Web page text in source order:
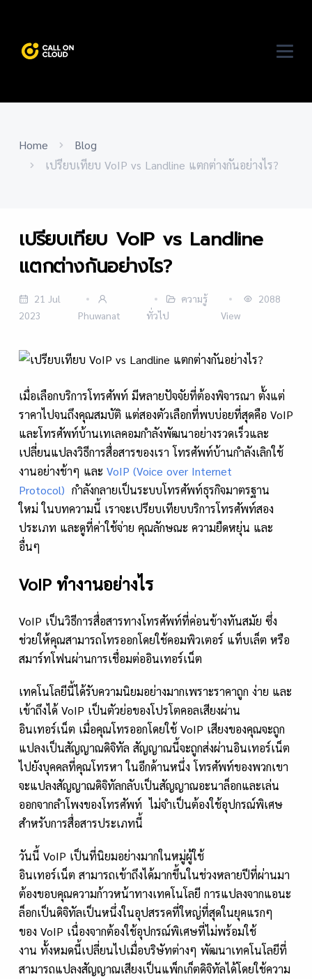
Home
Blog
เปรียบเทียบ VoIP vs Landline แตกต่างกันอย่างไร?
เปรียบเทียบ VoIP vs Landline
แตกต่างกันอย่างไร?
21 Jul
2023
Phuwanat
ความรู้
ทั่วไป
2088
View
เมื่อเลือกบริการโทรศัพท์ มีหลายปัจจัยที่ต้องพิจารณา ตั้งแต่
ราคาไปจนถึงคุณสมบัติ แต่สองตัวเลือกที่พบบ่อยที่สุดคือ VoIP
และโทรศัพท์บ้านเทเลคอมกำลังพัฒนาอย่างรวดเร็วและ
เปลี่ยนแปลงวิธีการสื่อสารของเรา โทรศัพท์บ้านกำลังเลิกใช้
งานอย่างช้าๆ และ VoIP (Voice over Internet
Protocol) กำลังกลายเป็นระบบโทรศัพท์ธุรกิจมาตรฐาน
ใหม่ ในบทความนี้ เราจะเปรียบเทียบบริการโทรศัพท์สอง
ประเภท และดูที่ค่าใช้จ่าย คุณลักษณะ ความยืดหยุ่น และ
อื่นๆ
VoIP ทำงานอย่างไร
VoIP เป็นวิธีการสื่อสารทางโทรศัพท์ที่ค่อนข้างทันสมัย ​​ซึ่ง
ช่วยให้คุณสามารถโทรออกโดยใช้คอมพิวเตอร์ แท็บเล็ต หรือ
สมาร์ทโฟนผ่านการเชื่อมต่ออินเทอร์เน็ต
เทคโนโลยีนี้ได้รับความนิยมอย่างมากเพราะราคาถูก ง่าย และ
เข้าถึงได้ VoIP เป็นตัวย่อของโปรโตคอลเสียงผ่าน
อินเทอร์เน็ต เมื่อคุณโทรออกโดยใช้ VoIP เสียงของคุณจะถูก
แปลงเป็นสัญญาณดิจิทัล สัญญาณนี้จะถูกส่งผ่านอินเทอร์เน็ต
ไปยังบุคคลที่คุณโทรหา ในอีกด้านหนึ่ง โทรศัพท์ของพวกเขา
จะแปลงสัญญาณดิจิทัลกลับเป็นสัญญาณอะนาล็อกและเล่น
ออกจากลำโพงของโทรศัพท์ ไม่จำเป็นต้องใช้อุปกรณ์พิเศษ
สำหรับการสื่อสารประเภทนี้
วันนี้ VoIP เป็นที่นิยมอย่างมากในหมู่ผู้ใช้
อินเทอร์เน็ต สามารถเข้าถึงได้มากขึ้นในช่วงหลายปีที่ผ่านมา
ต้องขอบคุณความก้าวหน้าทางเทคโนโลยี การแปลงจากแอนะ
ล็อกเป็นดิจิทัลเป็นหนึ่งในอุปสรรคที่ใหญ่ที่สุดในยุคแรกๆ
ของ VoIP เนื่องจากต้องใช้อุปกรณ์พิเศษที่ไม่พร้อมใช้
งาน ทั้งหมดนี้เปลี่ยนไปเมื่อบริษัทต่างๆ พัฒนาเทคโนโลยีที่
สามารถแปลงสัญญาณเสียงเป็นแพ็กเก็ตดิจิทัลได้โดยใช้ความ